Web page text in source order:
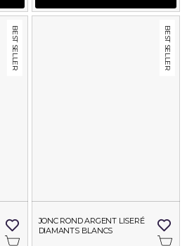
BEST SELLER BEST SELLER
JONC ROND ARGENT LISERÉ
DIAMANTS BLANCS